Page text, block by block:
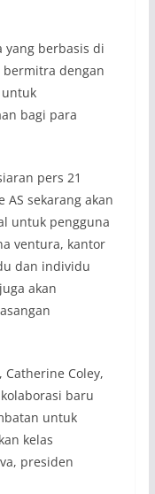
yang berbasis di
bermitra dengan
bagi para
pers 21
sekarang akan
untuk pengguna
ventura, kantor
dan individu
akan
Coley,
baru
untuk
kelas
presiden